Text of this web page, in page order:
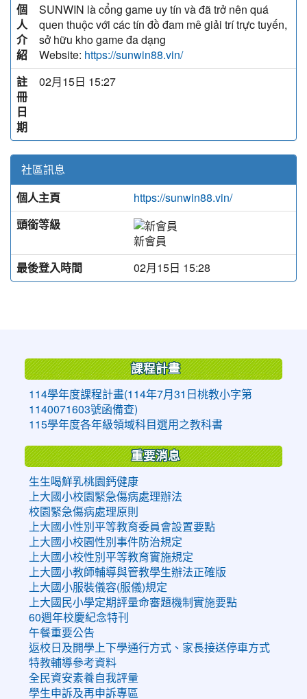
個
人
介
紹
SUNWIN là cổng game uy tín và đã trở nên quá
quen thuộc với các tín đồ đam mê giải trí trực tuyến,
sở hữu kho game đa dạng
Website: https://sunwin88.vin/
註
冊
日
期
02月15日 15:27
社區訊息
個人主頁
https://sunwin88.vin/
頭銜等級
新會員
最後登入時間
02月15日 15:28
課程計畫
114學年度課程計畫(114年7月31日桃教小字第
1140071603號函備查)
115學年度各年級領域科目選用之教科書
重要消息
生生喝鮮乳桃園鈣健康
上大國小校園緊急傷病處理辦法
校園緊急傷病處理原則
上大國小性別平等教育委員會設置要點
上大國小校園性別事件防治規定
上大國小校性別平等教育實施規定
上大國小教師輔導與管教學生辦法正確版
上大國小服裝儀容(服儀)規定
上大國民小學定期評量命審題機制實施要點
60週年校慶紀念特刊
午餐重要公告
返校日及開學上下學通行方式、家長接送停車方式
特教輔導參考資料
全民資安素養自我評量
學生申訴及再申訴專區